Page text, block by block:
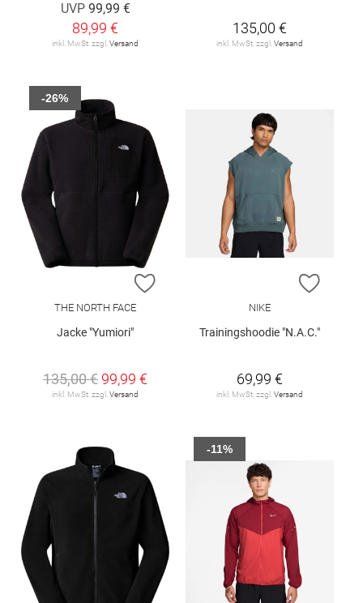
UVP 99,99 €
89,99 €
inkl. MwSt. zzgl.Versand
135,00 €
inkl. MwSt. zzgl.Versand
ZUR WUNSCHLISTE HINZUFÜGEN
THE NORTH FACE
Jacke "Yumiori"
135,00 € 99,99 €
inkl. MwSt. zzgl. Versand
-26%
ZUR
NIKE
Trainingshoodie "N.A.C."
69,99 €
inkl. MwSt. zzgl. Versand
-11%